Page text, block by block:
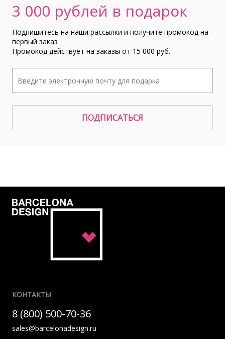
3 000 рублей в подарок
Подпишитесь на наши рассылки и получите промокод на
первый заказ
Промокод действует на заказы от 15 000 руб.
ПОДПИСАТЬСЯ
КОНТАКТЫ
8 (800) 500-70-36
sales@barcelonadesign.ru